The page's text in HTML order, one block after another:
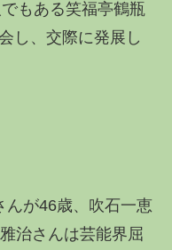
もある笑福亭鶴瓶
し、交際に発展し
んが46歳、吹石一恵
治さんは芸能界屈